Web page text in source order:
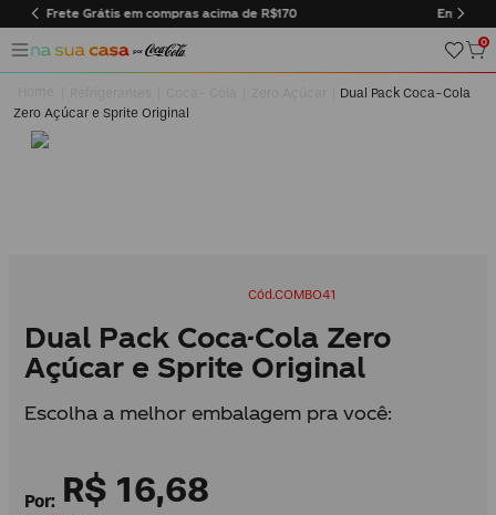
Entregas somente na cidade do Rio de Janeiro
0
Dual Pack Coca-Cola
Zero Açúcar e Sprite Original
COMBO41
Dual Pack Coca-Cola Zero
Açúcar e Sprite Original
Escolha a melhor embalagem pra você:
R$ 16,68